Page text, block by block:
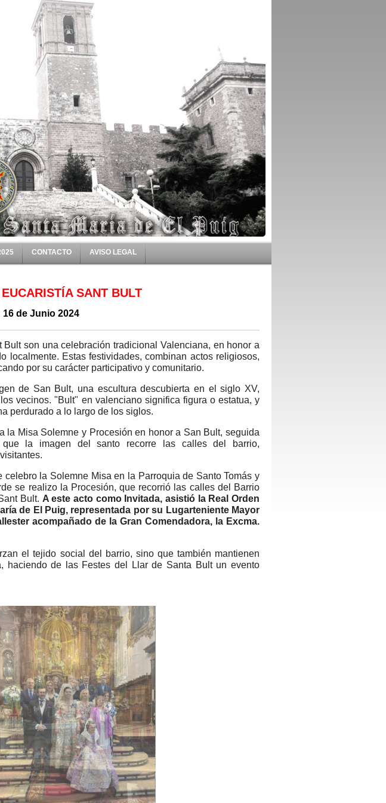
CONTACTO AVISO LEGAL
EUCARISTÍA SANT BULT
2024
Bult son una celebración tradicional Valenciana, en honor a
localmente. Estas festividades, combinan actos religiosos,
por su carácter participativo y comunitario.
de San Bult, una escultura descubierta en el siglo XV,
vecinos. "Bult" en valenciano significa figura o estatua, y
perdurado a lo largo de los siglos.
la Misa Solemne y Procesión en honor a San Bult, seguida
la imagen del santo recorre las calles del barrio,
celebro la Solemne Misa en la Parroquia de Santo Tomás y
se realizo la Procesión, que recorrió las calles del Barrio
Bult. A este acto como Invitada, asistió la Real Orden
de El Puig, representada por su Lugarteniente Mayor
acompañado de la Gran Comendadora, la Excma.
el tejido social del barrio, sino que también mantienen
haciendo de las Festes del Llar de Santa Bult un evento